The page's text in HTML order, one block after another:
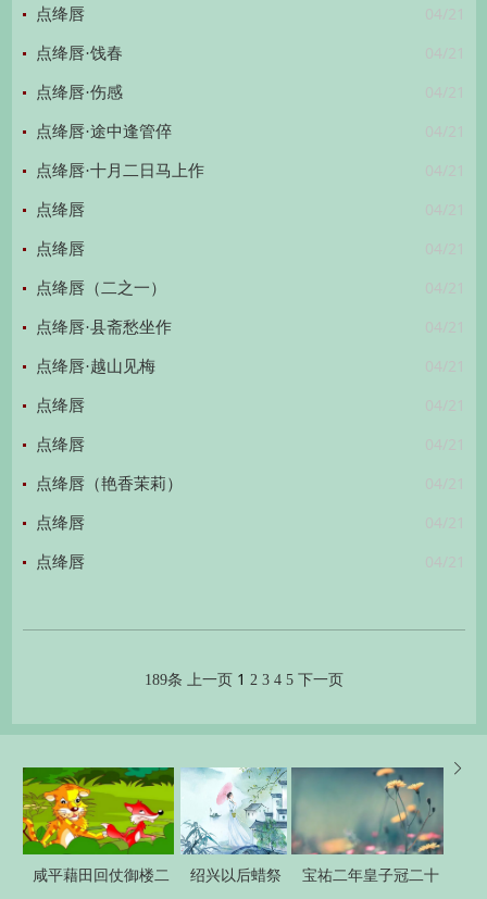
04/21
点绛唇
04/21
点绛唇·饯春
04/21
点绛唇·伤感
04/21
点绛唇·途中逢管倅
04/21
点绛唇·十月二日马上作
04/21
点绛唇
04/21
点绛唇
04/21
点绛唇（二之一）
04/21
点绛唇·县斋愁坐作
04/21
点绛唇·越山见梅
04/21
点绛唇
04/21
点绛唇
04/21
点绛唇（艳香茉莉）
04/21
点绛唇
04/21
点绛唇
189条 上一页 1 2 3 4 5 下一页

咸平藉田回仗御楼二
绍兴以后蜡祭
宝祐二年皇子冠二十